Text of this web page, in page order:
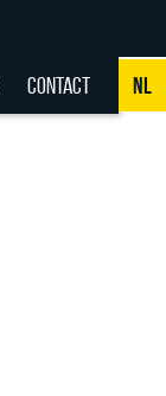
CONTACT NL